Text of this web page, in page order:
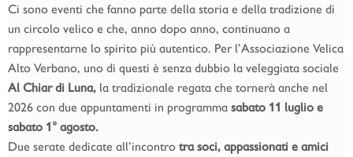
Ci sono eventi che fanno parte della storia e della tradizione di
un circolo velico e che, anno dopo anno, continuano a
rappresentarne lo spirito più autentico. Per l’Associazione Velica
Alto Verbano, uno di questi è senza dubbio la veleggiata sociale
Al Chiar di Luna, la tradizionale regata che tornerà anche nel
2026 con due appuntamenti in programma sabato 11 luglio e
sabato 1° agosto.
Due serate dedicate all’incontro tra soci, appassionati e amici